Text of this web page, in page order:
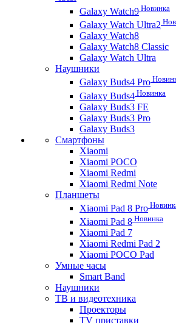
Galaxy Watch9 Новинка
Galaxy Watch Ultra2
Galaxy Watch8
Galaxy Watch8 Classic
Galaxy Watch Ultra
Наушники
Galaxy Buds4 Pro
Galaxy Buds4 Новинка
Galaxy Buds3 FE
Galaxy Buds3 Pro
Galaxy Buds3
Смартфоны
Xiaomi
Xiaomi POCO
Xiaomi Redmi
Xiaomi Redmi Note
Планшеты
Xiaomi Pad 8 Pro
Xiaomi Pad 8 Новинка
Xiaomi Pad 7
Xiaomi Redmi Pad 2
Xiaomi POCO Pad
Умные часы
Smart Band
Наушники
ТВ и видеотехника
Проекторы
TV приставки